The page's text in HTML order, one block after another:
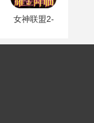
女神联盟2-